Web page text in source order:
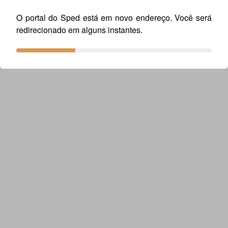
O portal do Sped está em novo endereço. Você será
redirecionado em alguns instantes.